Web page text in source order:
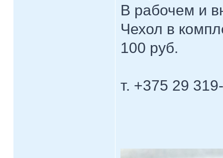
В рабочем и
Чехол в
100 руб.
т. +375 29